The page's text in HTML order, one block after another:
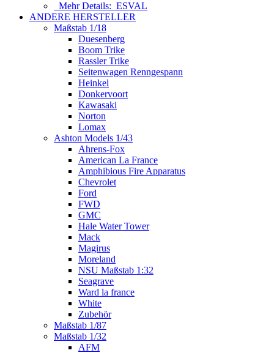
Mehr Details: ESVAL
ANDERE HERSTELLER
Maßstab 1/18
Duesenberg
Boom Trike
Rassler Trike
Seitenwagen Renngespann
Heinkel
Donkervoort
Kawasaki
Norton
Lomax
Ashton Models 1/43
Ahrens-Fox
American La France
Amphibious Fire Apparatus
Chevrolet
Ford
FWD
GMC
Hale Water Tower
Mack
Magirus
Moreland
NSU Maßstab 1:32
Seagrave
Ward la france
White
Zubehör
Maßstab 1/87
Maßstab 1/32
AFM